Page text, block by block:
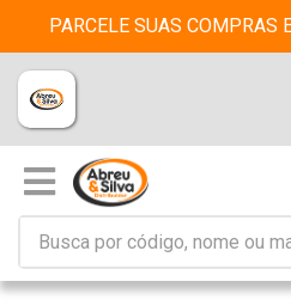
PARCELE SUAS COMPRAS